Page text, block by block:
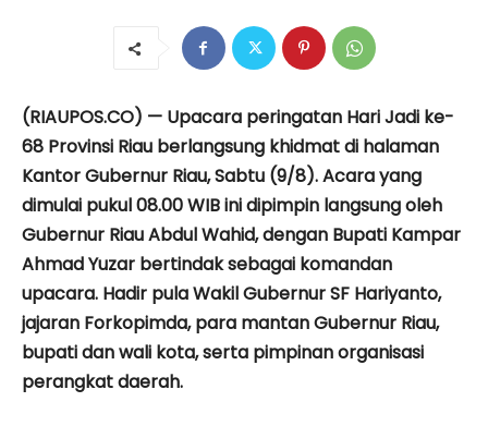
(RIAUPOS.CO) — Upacara peringatan Hari Jadi ke-
68 Provinsi Riau berlangsung khidmat di halaman
Kantor Gubernur Riau, Sabtu (9/8). Acara yang
dimulai pukul 08.00 WIB ini dipimpin langsung oleh
Gubernur Riau Abdul Wahid, dengan Bupati Kampar
Ahmad Yuzar bertindak sebagai komandan
upacara. Hadir pula Wakil Gubernur SF Hariyanto,
jajaran Forkopimda, para mantan Gubernur Riau,
bupati dan wali kota, serta pimpinan organisasi
perangkat daerah.